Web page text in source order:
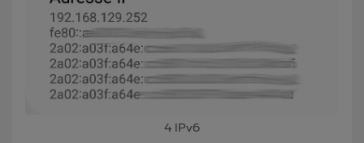
4 IPv6